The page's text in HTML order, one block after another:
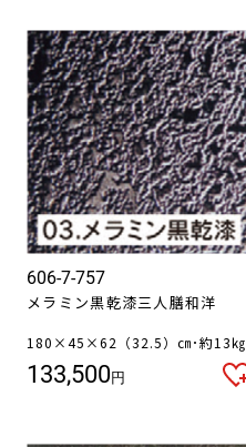
606-7-757
メラミン黒乾漆三人膳和洋
180×45×62（32.5）㎝･約13㎏
133,500円